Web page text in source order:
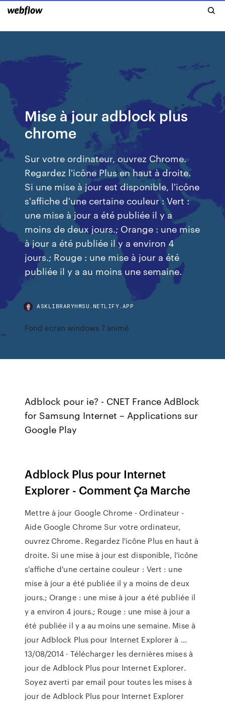
Mise à jour adblock plus
chrome
Sur votre ordinateur, ouvrez Chrome.
Regardez l'icône Plus en haut à droite.
Si une mise à jour est disponible, l'icône
s'affiche d'une certaine couleur : Vert :
une mise à jour a été publiée il y a
moins de deux jours.; Orange : une mise
à jour a été publiée il y a environ 4
jours.; Rouge : une mise à jour a été
publiée il y a au moins une semaine.
ASKLIBRARYHMSU.NETLIFY.APP
Fond ecran windows 7 animé
Adblock pour ie? - CNET France AdBlock
for Samsung Internet – Applications sur
Google Play
Adblock Plus pour Internet
Explorer - Comment Ça Marche
Mettre à jour Google Chrome - Ordinateur -
Aide Google Chrome Sur votre ordinateur,
ouvrez Chrome. Regardez l'icône Plus en haut à
droite. Si une mise à jour est disponible, l'icône
s'affiche d'une certaine couleur : Vert : une
mise à jour a été publiée il y a moins de deux
jours.; Orange : une mise à jour a été publiée il
y a environ 4 jours.; Rouge : une mise à jour a
été publiée il y a au moins une semaine. Mise à
jour Adblock Plus pour Internet Explorer à ...
13/08/2014 · Télécharger les dernières mises à
jour de Adblock Plus pour Internet Explorer.
Soyez averti par email pour toutes les mises à
jour de Adblock Plus pour Internet Explorer